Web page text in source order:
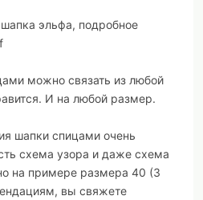
эльфа, подробное
можно связать из любой
И на любой размер.
шапки спицами очень
схема узора и даже схема
на примере размера 40 (3
вы свяжете